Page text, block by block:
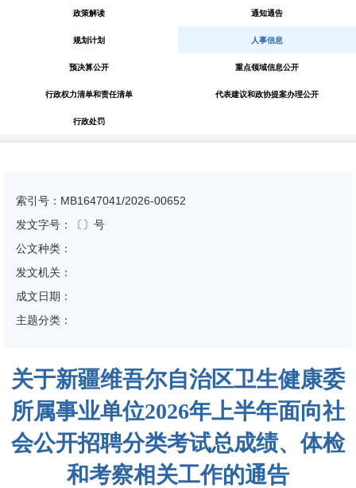
政策解读 通知通告
规划计划 人事信息
预决算公开 重点领域信息公开
行政权力清单和责任清单 代表建议和政协提案办理公开
行政处罚
索引号：MB1647041/2026-00652
发文字号：〔〕号
公文种类：
发文机关：
成文日期：
主题分类：
关于新疆维吾尔自治区卫生健康委
所属事业单位2026年上半年面向社
会公开招聘分类考试总成绩、体检
和考察相关工作的通告